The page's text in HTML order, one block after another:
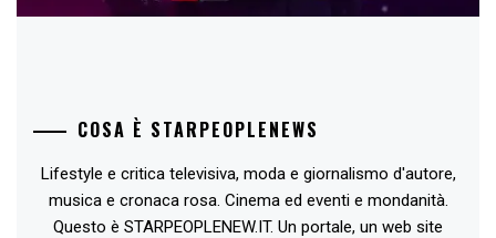
COSA È STARPEOPLENEWS
Lifestyle e critica televisiva, moda e giornalismo d'autore,
musica e cronaca rosa. Cinema ed eventi e mondanità.
Questo è STARPEOPLENEW.IT. Un portale, un web site